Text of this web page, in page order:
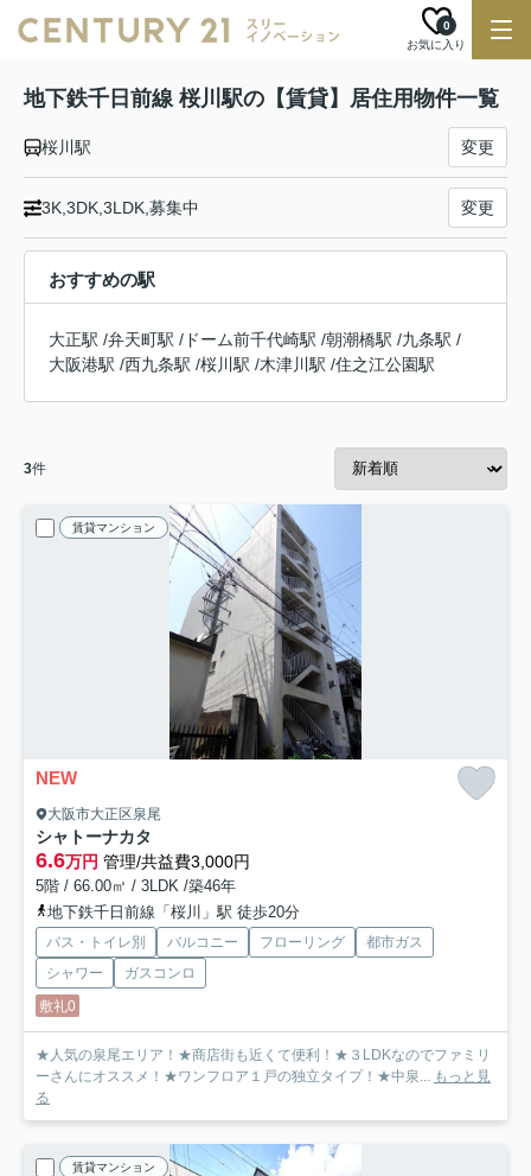
お気に入り
0
地下鉄千日前線 桜川駅の【賃貸】居住用物件一覧
桜川駅 変更
3K,3DK,3LDK,募集中 変更
おすすめの駅
大正駅 /弁天町駅 / ドーム前千代崎駅 /朝潮橋駅 /九条駅 /
大阪港駅 /西九条駅 /桜川駅 /木津川駅 /住之江公園駅
3件
賃貸マンション
NEW
大阪市大正区泉尾
シャトーナカタ
6.6万円 管理/共益費3,000円
5階 / 66.00㎡ / 3LDK /築46年
地下鉄千日前線「桜川」駅 徒歩20分
バス・トイレ別 バルコニー フローリング
都市ガス
シャワー
ガスコンロ
敷礼0
★人気の泉尾エリア！★商店街も近くて便利！★３LDKなのでファミリ
ーさんにオススメ！★ワンフロア１戸の独立タイプ！★中泉... もっと見
る
賃貸マンション